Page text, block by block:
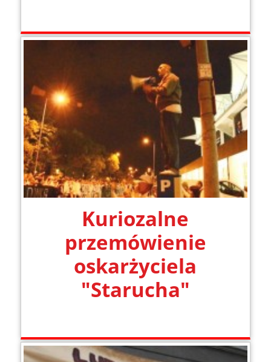
Kuriozalne
przemówienie
oskarżyciela
"Starucha"